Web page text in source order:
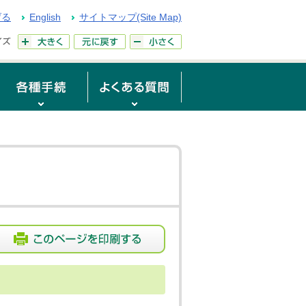
English サイトマップ(Site Map)